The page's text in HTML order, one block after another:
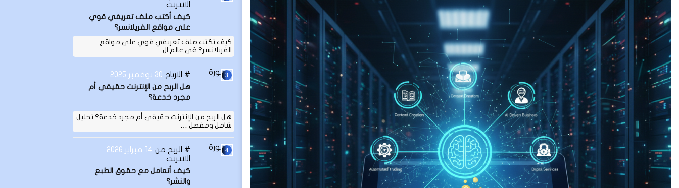
الانترنت
كيف أكتب ملف تعريفي قوي
على مواقع الفريلانسر؟
كيف تكتب ملف تعريفي قوي على مواقع
الفريلانسر؟ في عالم ال…
الارباح 30 نوفمبر 2025
هل الربح من الإنترنت حقيقي أم
مجرد خدعة؟
هل الربح من الإنترنت حقيقي أم مجرد خدعة؟ تحليل
شامل ومفصل …
الربح من
الانترنت
14 فبراير 2026
كيف أتعامل مع حقوق الطبع
والنشر؟